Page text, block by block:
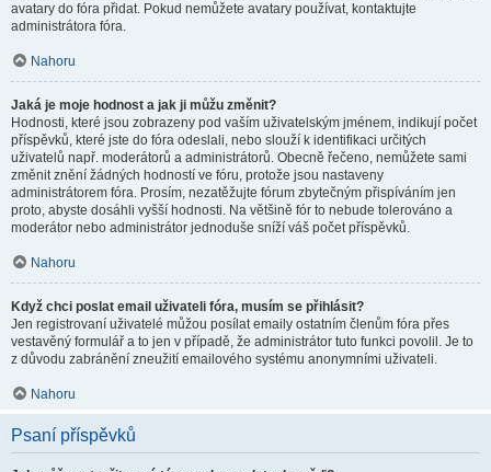
avatary do fóra přidat. Pokud nemůžete avatary používat, kontaktujte
administrátora fóra.
Nahoru
Jaká je moje hodnost a jak ji můžu změnit?
Hodnosti, které jsou zobrazeny pod vaším uživatelským jménem, indikují počet
příspěvků, které jste do fóra odeslali, nebo slouží k identifikaci určitých
uživatelů např. moderátorů a administrátorů. Obecně řečeno, nemůžete sami
změnit znění žádných hodností ve fóru, protože jsou nastaveny
administrátorem fóra. Prosím, nezatěžujte fórum zbytečným přispíváním jen
proto, abyste dosáhli vyšší hodnosti. Na většině fór to nebude tolerováno a
moderátor nebo administrátor jednoduše sníží váš počet příspěvků.
Nahoru
Když chci poslat email uživateli fóra, musím se přihlásit?
Jen registrovaní uživatelé můžou posílat emaily ostatním členům fóra přes
vestavěný formulář a to jen v případě, že administrátor tuto funkci povolil. Je to
z důvodu zabránění zneužití emailového systému anonymními uživateli.
Nahoru
Psaní příspěvků